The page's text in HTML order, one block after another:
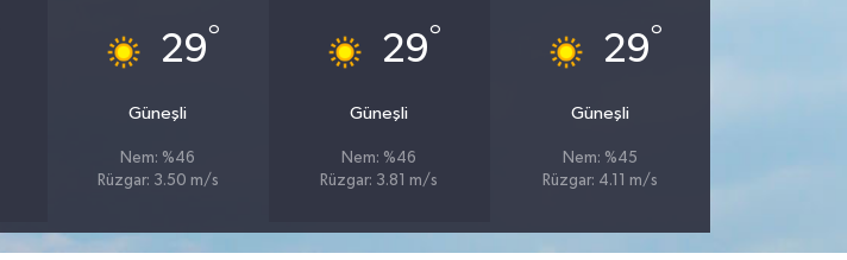
29°
Güneşli
Nem: %46
Rüzgar: 3.50 m/s
29°
Güneşli
Nem: %46
Rüzgar: 3.81 m/s
29°
Güneşli
Nem: %45
Rüzgar: 4.11 m/s